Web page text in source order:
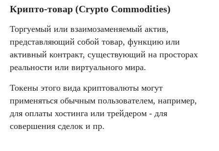
Крипто-товар (Crypto Commodities)
Торгуемый или взаимозаменяемый актив,
представляющий собой товар, функцию или
активный контракт, существующий на просторах
реальности или виртуального мира.
Токены этого вида криптовалюты могут
применяться обычным пользователем, например,
для оплаты хостинга или трейдером - для
совершения сделок и пр.